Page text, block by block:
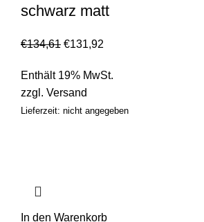
schwarz matt
€134,61 €131,92
Enthält 19% MwSt.
zzgl. Versand
Lieferzeit: nicht angegeben
In den Warenkorb